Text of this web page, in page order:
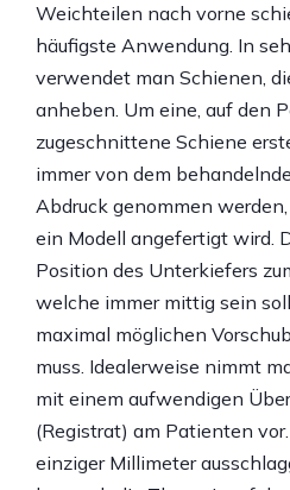
Weichteilen nach vorne
häufigste Anwendung. In
verwendet man Schienen,
anheben. Um eine, auf den
zugeschnittene Schiene
immer von dem
Abdruck genommen
ein Modell angefertigt wird.
Position des Unterkiefers
welche immer mittig sein
maximal möglichen
muss. Idealerweise nimmt
mit einem aufwendigen
(Registrat) am Patienten
einziger Millimeter